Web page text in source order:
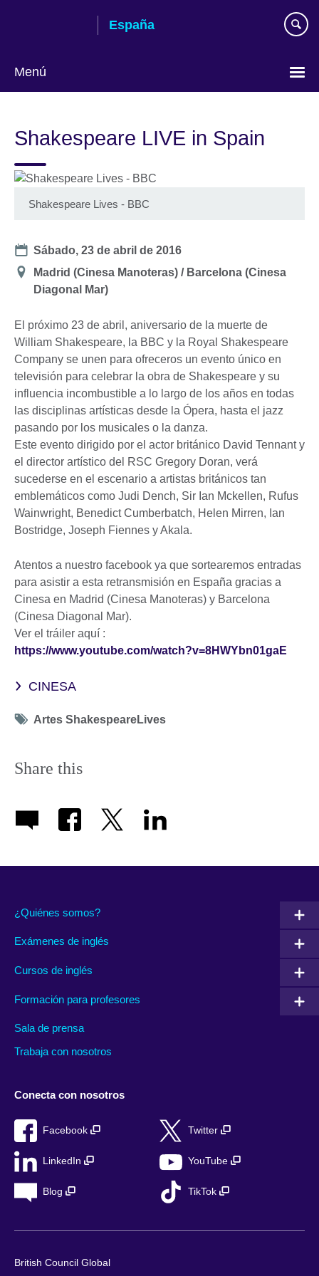
España
Menú
Shakespeare LIVE in Spain
Shakespeare Lives - BBC
Date
Sábado, 23 de abril de 2016
Ubicación
Madrid (Cinesa Manoteras) / Barcelona (Cinesa
Diagonal Mar)
El próximo 23 de abril, aniversario de la muerte de
William Shakespeare, la BBC y la Royal Shakespeare
Company se unen para ofreceros un evento único en
televisión para celebrar la obra de Shakespeare y su
influencia incombustible a lo largo de los años en todas
las disciplinas artísticas desde la Ópera, hasta el jazz
pasando por los musicales o la danza.
Este evento dirigido por el actor británico David Tennant y
el director artístico del RSC Gregory Doran, verá
sucederse en el escenario a artistas británicos tan
emblemáticos como Judi Dench, Sir Ian Mckellen, Rufus
Wainwright, Benedict Cumberbatch, Helen Mirren, Ian
Bostridge, Joseph Fiennes y Akala.
Atentos a nuestro facebook ya que sortearemos entradas
para asistir a esta retransmisión en España gracias a
Cinesa en Madrid (Cinesa Manoteras) y Barcelona
(Cinesa Diagonal Mar).
Ver el tráiler aquí :
https://www.youtube.com/watch?v=8HWYbn01gaE
CINESA
Tag
Artes ShakespeareLives
Share this
¿Quiénes somos?
Exámenes de inglés
Cursos de inglés
Formación para profesores
Sala de prensa
Trabaja con nosotros
Conecta con nosotros
Facebook Twitter
LinkedIn YouTube
Blog TikTok
British Council Global